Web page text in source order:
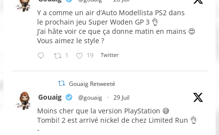
Y a comme un air d’Auto Modellista PS2 dans
le prochain jeu Super Woden GP 3 👌
J’ai hâte voir ce que ça donne matin en mains 😍
Vous aimez le style ?
1 19 Twitter
Gouaig Retweeté
Gouaig @gouaig · 29 Juil
Moins cher que la version PlayStation 😅
Tombi! 2 est arrivé nickel de chez Limited Run 👌
-